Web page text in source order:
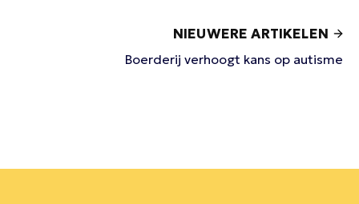
NIEUWERE ARTIKELEN
Boerderij verhoogt kans op autisme